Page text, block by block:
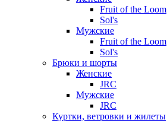
Fruit of the Loom
Sol's
Мужские
Fruit of the Loom
Sol's
Брюки и шорты
Женские
JRC
Мужские
JRC
Куртки, ветровки и жилеты